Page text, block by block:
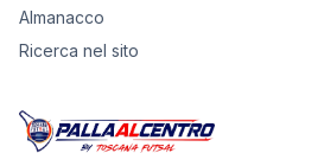
Almanacco
Ricerca nel sito